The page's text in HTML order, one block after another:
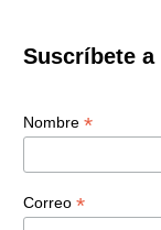
Suscríbete
Nombre *
Correo *